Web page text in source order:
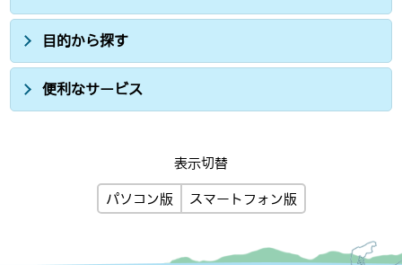
目的から探す
便利なサービス
表示切替
パソコン版 スマートフォン版